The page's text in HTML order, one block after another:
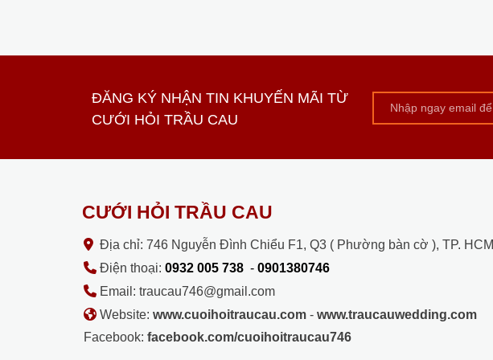
ĐĂNG KÝ NHẬN TIN KHUYẾN MÃI TỪ
CƯỚI HỎI TRẦU CAU
CƯỚI HỎI TRẦU CAU
Địa chỉ: 746 Nguyễn Đình Chiểu F1, Q3 ( Phường bàn cờ ), TP. HCM
Điện thoại: 0932 005 738 - 0901380746
Email: traucau746@gmail.com
Website: www.cuoihoitraucau.com - www.traucauwedding.com
Facebook: facebook.com/cuoihoitraucau746